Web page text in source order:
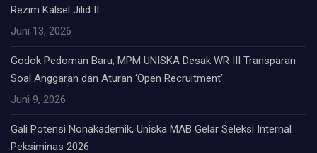
Rezim Kalsel Jilid II
Juni 13, 2026
Godok Pedoman Baru, MPM UNISKA Desak WR III Transparan
Soal Anggaran dan Aturan ‘Open Recruitment’
Juni 9, 2026
Gali Potensi Nonakademik, Uniska MAB Gelar Seleksi Internal
Peksiminas 2026